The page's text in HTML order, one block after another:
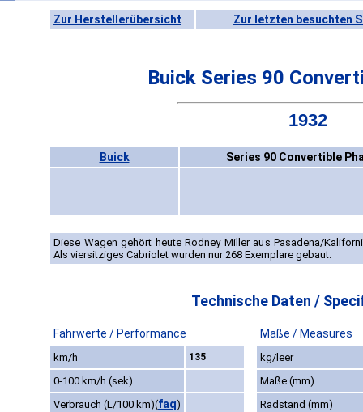
Zur Herstellerübersicht Zur letzten besuchten
Buick Series 90
1932
Buick Series 90 Convertible
Diese Wagen gehört heute Rodney Miller aus Pasadena/
Als viersitziges Cabriolet wurden nur 268 Exemplare gebaut.
Technische Daten /
Fahrwerte / Performance Maße / Measures
km/h 135
kg/leer
0-100 km/h (sek)
Maße (mm)
Verbrauch (L/100 km)(faq) Radstand (mm)